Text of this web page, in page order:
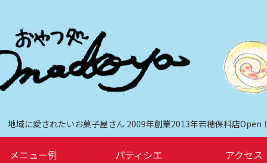
地域に愛されたいお菓子屋さん 2009年創業2013年若穂保科店Open！
メニュー例 パティシエ アクセス